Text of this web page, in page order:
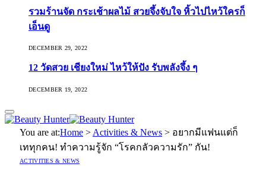
รวมร้านจัด กระเช้าผลไม้ สวยจึ้งจับใจ หิ้วไปไหว้ใครก็
เอ็นดู
DECEMBER 29, 2022
12 วัดสวย เชียงใหม่ ไหว้ให้ปัง รับพลังจึ้ง ๆ
DECEMBER 19, 2022
You are at:Home > Activities & News > อยากมีแฟนแต่ก็
เททุกคน! ทำความรู้จัก “โรคกลัวความรัก” กัน!
ACTIVITIES & NEWS